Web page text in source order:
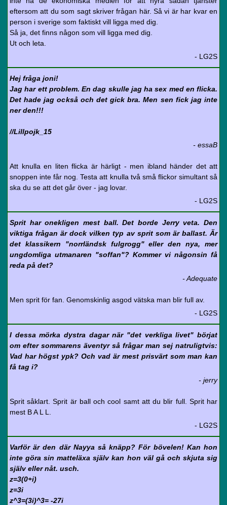
eftersom att du som sagt skriver frågan här. Så vi är har kvar en
person i sverige som faktiskt vill ligga med dig.
Så ja, det finns någon som vill ligga med dig.
Ut och leta.
- LG2S
Hej fråga joni!
Jag har ett problem. En dag skulle jag ha sex med en flicka.
Det hade jag också och det gick bra. Men sen fick jag inte
ner den!!!
//Lillpojk_15
- essaB
Att knulla en liten flicka är härligt - men ibland händer det att
snoppen inte får nog. Testa att knulla två små flickor simultant så
ska du se att det går över - jag lovar.
- LG2S
Sprit har onekligen mest ball. Det borde Jerry veta. Den
viktiga frågan är dock vilken typ av sprit som är ballast. Är
det klassikern "norrländsk fulgrogg" eller den nya, mer
ungdomliga utmanaren "soffan"? Kommer vi någonsin få
reda på det?
- Adequate
Men sprit för fan. Genomskinlig asgod vätska man blir full av.
- LG2S
I dessa mörka dystra dagar när "det verkliga livet" börjat
om efter sommarens äventyr så frågar man sej natruligtvis:
Vad har högst ypk? Och vad är mest prisvärt som man kan
få tag i?
- jerry
Sprit såklart. Sprit är ball och cool samt att du blir full. Sprit har
mest B A L L.
- LG2S
Varför är den där Nayya så knäpp? För bövelen! Kan hon
inte göra sin matteläxa själv kan hon väl gå och skjuta sig
själv eller nåt. usch.
z=3(0+i)
z=3i
z^3=(3i)^3= -27i